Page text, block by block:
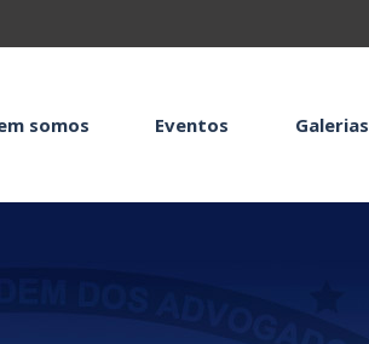
somos Eventos Galerias